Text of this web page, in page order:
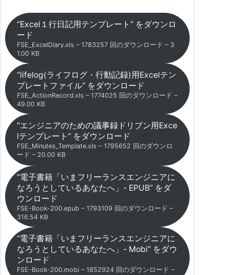
“Excel１行日記用テンプレート” をダウンロ
ード
FSE_ExcelDiary.xls – 1783257 回のダウンロード – 3
1.00 KB
“lifelog(ライフログ・行動記録)用Excelテン
プレートファイル” をダウンロード
FSE_ActionRecord.xls – 1774025 回のダウンロード –
49.00 KB
“エンジニアのための議事録ドリブン用Exce
lテンプレート” をダウンロード
FSE_Minutes_Template.xls – 1795652 回のダウンロ
ード – 20.00 KB
“電子書籍「いまフリーランスエンジニアに
なろうとしているあなたへ」- EPUB” をダ
ウンロード
FSE-Book-200.epub – 1793109 回のダウンロード –
316.54 KB
“電子書籍「いまフリーランスエンジニアに
なろうとしているあなたへ」- Mobi” をダウ
ンロード
FSE-Book-200.mobi – 1852924 回のダウンロード –